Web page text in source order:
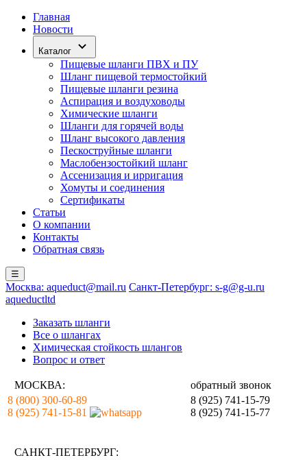
Главная
Новости
Каталог
Пищевые шланги ПВХ и ПУ
Шланг пищевой термостойкий
Пищевые шланги резина
Аспирация и воздуховоды
Химические шланги
Шланги для горячей воды
Шланг высокого давления
Пескоструйные шланги
Маслобензостойкий шланг
Ассенизация и ирригация
Хомуты и соединения
Сертификаты
Статьи
О компании
Контакты
Обратная связь
☰
Москва: aqueduct@mail.ru Санкт-Петербург: s-g@g-u.ru
aqueductltd
Заказать шланги
Все о шлангах
Химическая стойкость шлангов
Вопрос и ответ
МОСКВА:
обратный звонок
8 (800) 300-60-89
8 (925) 741-15-81
8 (925) 741-15-79
8 (925) 741-15-77
САНКТ-ПЕТЕРБУРГ: